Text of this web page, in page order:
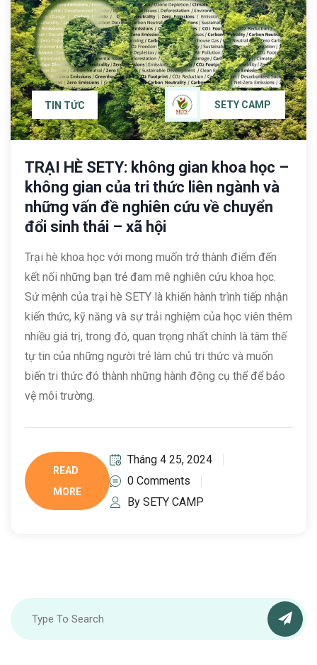
TIN TỨC SETY CAMP
TRẠI HÈ SETY: không gian khoa học –
không gian của tri thức liên ngành và
những vấn đề nghiên cứu về chuyển
đổi sinh thái – xã hội
Trại hè khoa học với mong muốn trở thành điểm đến
kết nối những bạn trẻ đam mê nghiên cứu khoa học.
Sứ mệnh của trại hè SETY là khiến hành trình tiếp nhận
kiến thức, kỹ năng và sự trải nghiệm của học viên thêm
nhiều giá trị, trong đó, quan trọng nhất chính là tâm thế
tự tin của những người trẻ làm chủ tri thức và muốn
biến tri thức đó thành những hành động cụ thể để bảo
vệ môi trường.
READ
MORE
Tháng 4 25, 2024
0 Comments
By SETY CAMP